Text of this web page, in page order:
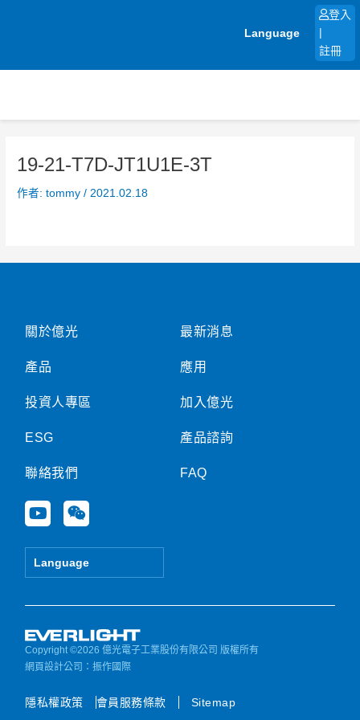
Language
登入
註冊
19-21-T7D-JT1U1E-3T
作者:tommy/ 2021.02.18
關於億光
產品
投資人專區
ESG
聯絡我們
Y
o
u
e
W
e
i
Language
最新消息
應用
加入億光
產品諮詢
FAQ
Copyright ©2026 億光電子工業股份有限公司 版權所有
網頁設計公司 ：振作國際
隱私權政策 會員服務條款 Sitemap